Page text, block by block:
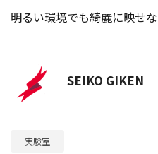
明るい環境でも綺麗に映せ
SEIKO GIKEN
実験室